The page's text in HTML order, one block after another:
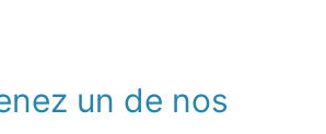
un de nos